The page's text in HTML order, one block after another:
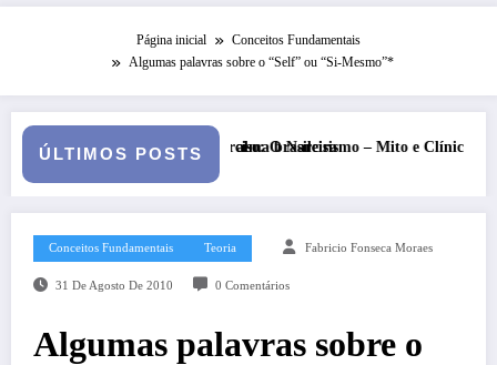
Página inicial
Conceitos Fundamentais
Algumas palavras sobre o “Self” ou “Si-Mesmo”*
ÚLTIMOS POSTS
Narcisismo – Mito e Clínica Shakira – Latinidade e
Conceitos Fundamentais Teoria Fabricio Fonseca Moraes
31 De Agosto De 2010 0 Comentários
Algumas palavras sobre o